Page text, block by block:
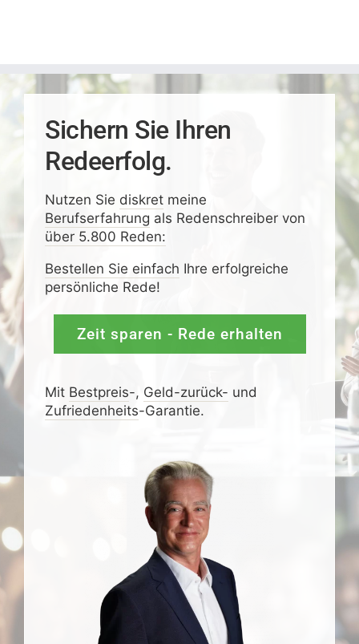
Sichern Sie Ihren
Redeerfolg.
Nutzen Sie diskretmeine
Berufserfahrung als Redenschreiber von
über 5.800 Reden:
Bestellen Sie einfach Ihre erfolgreiche
persönliche Rede!
Zeit sparen - Rede erhalten
Mit Bestpreis-, Geld-zurück- und
Zufrieden­­heits-Garantie.